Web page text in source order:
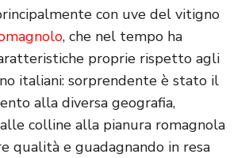
con uve del vitigno
, che nel tempo ha
proprie rispetto agli
italiani: sorprendente è stato il
alla diversa geografia,
colline alla pianura romagnola
qualità e guadagnando in resa